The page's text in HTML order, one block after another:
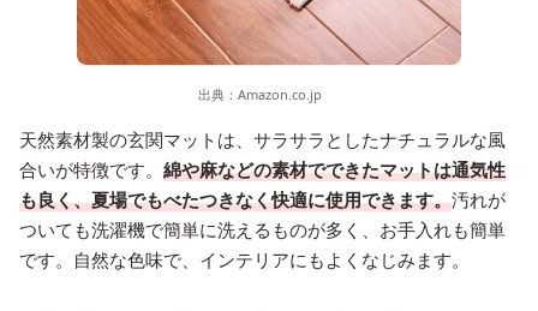
出典： Amazon.co.jp
天然素材製の玄関マットは、サラサラとしたナチュラルな風
合いが特徴です。 綿や麻などの素材でできたマットは通気性
も良く、夏場でもべたつきなく快適に使用できます。汚れが
ついても洗濯機で簡単に洗えるものが多く、お手入れも簡単
です。自然な色味で、インテリアにもよくなじみます。